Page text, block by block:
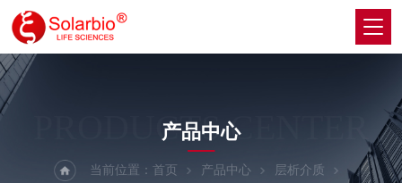
PRODUCTS CENTER
产品中心
当前位置： 首页 产品中心 层析介质